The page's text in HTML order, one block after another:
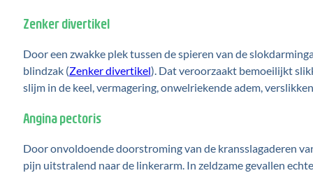
Zenker divertikel
Door een zwakke plek tussen de spieren van de
blindzak (Zenker divertikel). Dat veroorzaakt bemoeilijkt
slijm in de keel, vermagering, onwelriekende adem,
Angina pectoris
Door onvoldoende doorstroming van de kransslagaderen
pijn uitstralend naar de linkerarm. In zeldzame gevallen